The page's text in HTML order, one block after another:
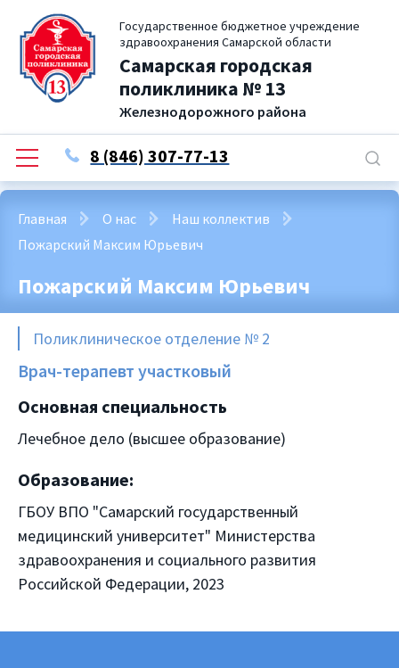
Государственное бюджетное учреждение
здравоохранения Самарской области
Самарская городская
поликлиника № 13
Железнодорожного района
8 (846) 307-77-13
Главная О нас
Наш коллектив
Пожарский Максим Юрьевич
Пожарский Максим Юрьевич
Поликлиническое отделение № 2
Врач-терапевт участковый
Основная специальность
Лечебное дело (высшее образование)
Образование:
ГБОУ ВПО "Самарский государственный
медицинский университет" Министерства
здравоохранения и социального развития
Российской Федерации, 2023